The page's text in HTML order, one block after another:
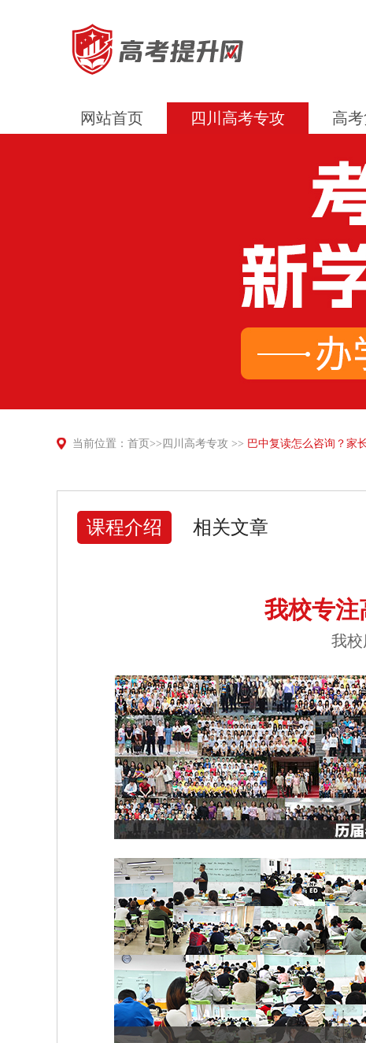
网站首页 四川高考专攻 高
当前位置： 首页 >> 四川高考专攻 >> 巴中复读怎么咨询？家
课程介绍 相关文章
我校专注
我